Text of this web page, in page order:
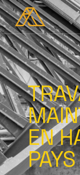
EN